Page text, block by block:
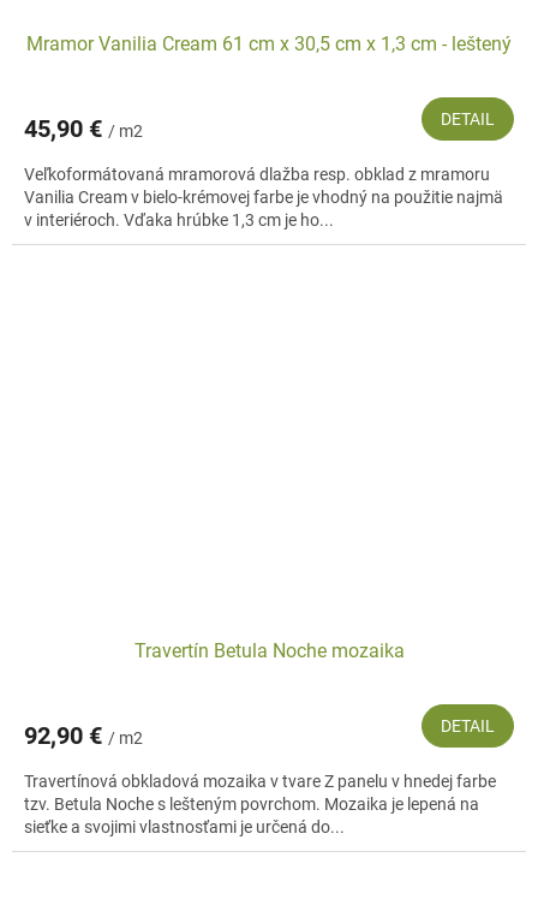
Mramor Vanilia Cream 61 cm x 30,5 cm x 1,3 cm - leštený
45,90 € / m2
DETAIL
Veľkoformátovaná mramorová dlažba resp. obklad z mramoru
Vanilia Cream v bielo-krémovej farbe je vhodný na použitie najmä
v interiéroch. Vďaka hrúbke 1,3 cm je ho...
Travertín Betula Noche mozaika
92,90 € / m2
DETAIL
Travertínová obkladová mozaika v tvare Z panelu v hnedej farbe
tzv. Betula Noche s lešteným povrchom. Mozaika je lepená na
sieťke a svojimi vlastnosťami je určená do...